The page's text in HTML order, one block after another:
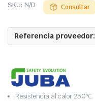
SKU: N/D Consultar
Referencia proveedor:
Resistencia al calor 250ºC.